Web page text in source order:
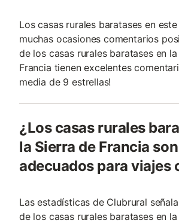
Los casas rurales baratases en
muchas ocasiones comentarios
de los casas rurales baratases en
Francia tienen excelentes
media de 9 estrellas!
¿Los casas rurales
la Sierra de Francia son
adecuados para viajes
Las estadísticas de Clubrural
de los casas rurales baratases en